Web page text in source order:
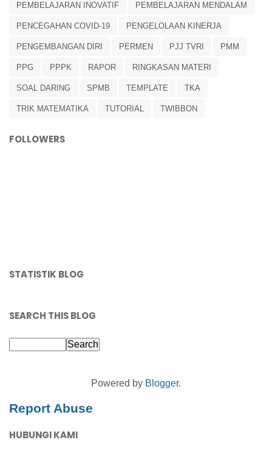
PEMBELAJARAN INOVATIF PEMBELAJARAN MENDALAM
PENCEGAHAN COVID-19 PENGELOLAAN KINERJA
PENGEMBANGAN DIRI PERMEN PJJ TVRI PMM
PPG PPPK RAPOR RINGKASAN MATERI
SOAL DARING SPMB TEMPLATE TKA
TRIK MATEMATIKA TUTORIAL TWIBBON
FOLLOWERS
STATISTIK BLOG
SEARCH THIS BLOG
Powered by Blogger.
Report Abuse
HUBUNGI KAMI